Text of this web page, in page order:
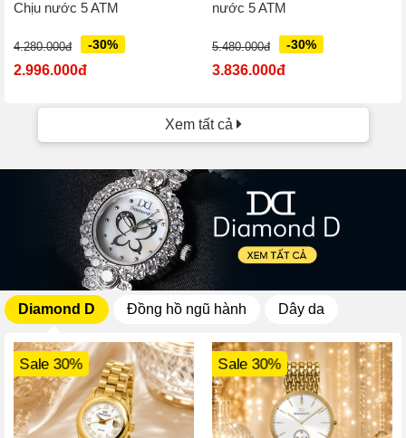
Chịu nước 5 ATM
4.280.000đ -30%
2.996.000đ
nước 5 ATM
5.480.000đ -30%
3.836.000đ
Xem tất cả
Diamond D Đồng hồ ngũ hành Dây da
Sale 30% Sale 30%